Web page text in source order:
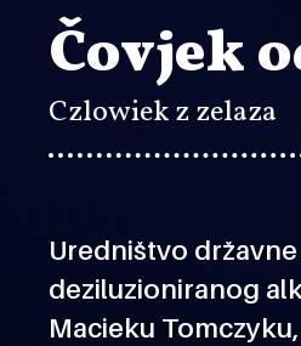
Čovjek
Czlowiek z zelaza
Uredništvo
deziluzioniranog
Macieku